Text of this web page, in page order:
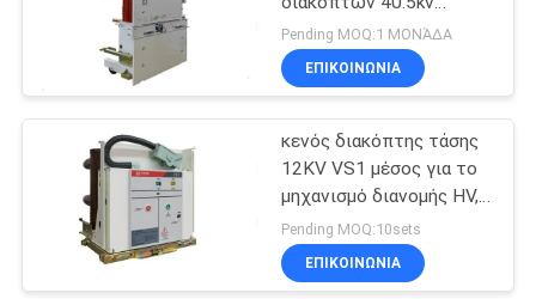
ΕΙΔΉΣΕΙΣ
ΖΗΤΉΣΤΕ
ΈΝΑ
ΑΠΌΣΠΑΣΜΑ
υψηλής τάσης
περάτωσης - τύπος
Pending MOQ:1 ΜΟΝΆΔΑ
ΕΠΙΚΟΙΝΩΝΊΑ
κενός διακόπτης τάσης
12KV VS1 μέσος για το
μηχανισμό διανομής HV,
630A/1250A
Pending MOQ:10sets
ΕΠΙΚΟΙΝΩΝΊΑ